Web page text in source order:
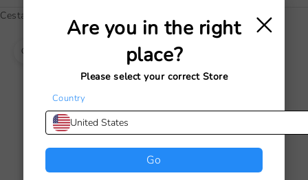
Cesta
La cesta está vacía
×
Are you in the right
place?
Please select your correct Store
Country
United States
Go